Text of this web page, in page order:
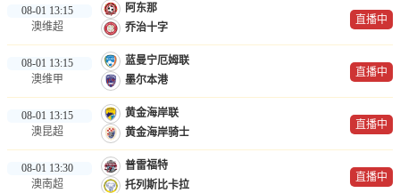
08-01 13:15
澳维超
阿东那
乔治十字
直播中
08-01 13:15
澳维甲
蓝曼宁厄姆联
墨尔本港
直播中
08-01 13:15
澳昆超
黄金海岸联
黄金海岸骑士
直播中
08-01 13:30
澳南超
普雷福特
托列斯比卡拉
直播中